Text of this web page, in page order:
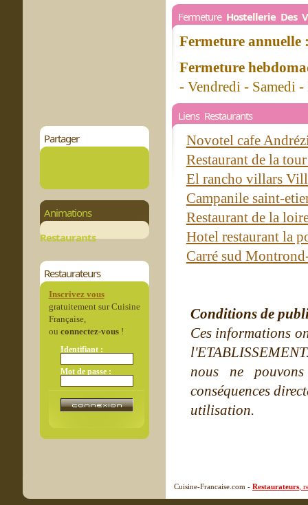
Partager
Animations
Restaurants
Restaurateurs
Inscrivez vous
gratuitement sur Cuisine
Française,
ou connectez-vous!
Identifiant :
Mot de passe :
Fermeture Hostellerie Des
Fermeture annuelle
Fermeture
- Vendredi - Samedi
Liens Restaurants
Novotel cafe
Restaurant de la
El rancho villars
Campanile saint-
Restaurant de la
Hotel restaurant la
Carré sud
Conditions de
Ces informations
nous ne
conséquences
utilisation.
Cuisine-Francaise.com - Restaurateurs ,